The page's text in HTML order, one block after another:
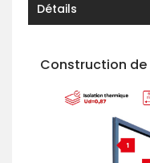
Détails